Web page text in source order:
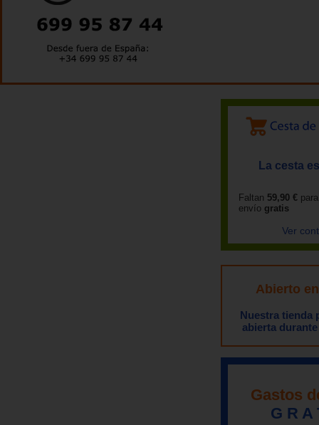
La cesta
Faltan 59,90 €
envío gratis
Ver
Abierto
Nuestra tienda
abierta
Gastos
G R A